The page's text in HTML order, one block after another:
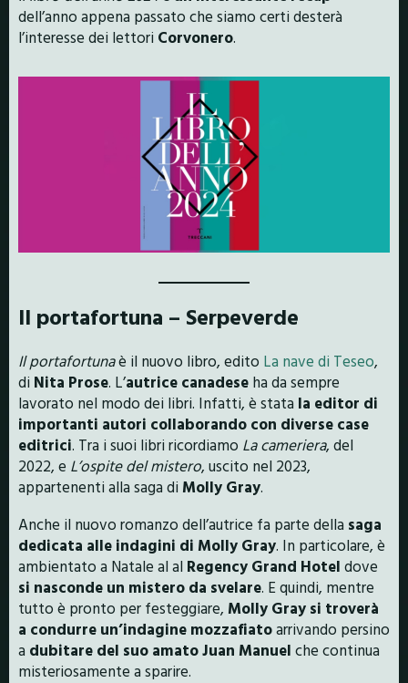
dell’anno appena passato che siamo certi desterà
l’interesse dei lettori Corvonero.
Il portafortuna – Serpeverde
Il portafortunaè il nuovo libro, edito La nave di Teseo,
di Nita Prose. L’autrice canadese ha da sempre
lavorato nel modo dei libri. Infatti, è stata la editor di
importanti autori collaborando con diverse case
editrici. Tra i suoi libri ricordiamo La cameriera, del
2022, e L’ospite del mistero, uscito nel 2023,
appartenenti alla saga di Molly Gray.
Anche il nuovo romanzo dell’autrice fa parte della saga
dedicata alle indagini di Molly Gray. In particolare, è
ambientato a Natale al al Regency Grand Hotel dove
si nasconde un mistero da svelare. E quindi, mentre
tutto è pronto per festeggiare, Molly Gray si troverà
a condurre un’indagine mozzafiatoarrivando persino
a dubitare del suo amato Juan Manuel che continua
misteriosamente a sparire.